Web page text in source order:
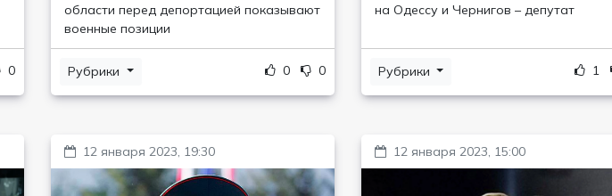
0
области перед депортацией показывают
военные позиции
Рубрики 0 0
на Одессу и Чернигов – депутат
Рубрики 1
12 января 2023, 19:30 12 января 2023, 15:00